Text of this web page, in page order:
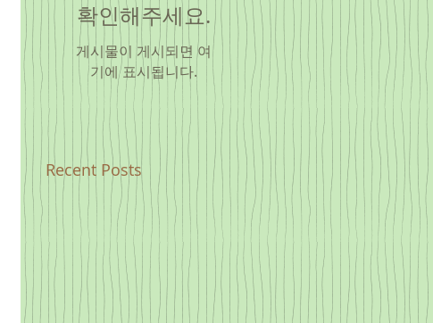
확인해주세요.
게시물이 게시되면 여
기에 표시됩니다.
Recent Posts